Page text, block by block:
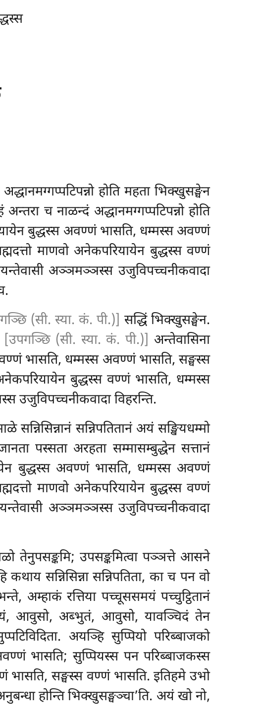
होति महता भिक्खुसङ्घेन
च नाळन्दं अद्धानमग्गप्पटिपन्नो होति
बुद्धस्स अवण्णं भासति, धम्मस्स अवण्णं
माणवो अनेकपरियायेन बुद्धस्स वण्णं
अञ्ञमञ्ञस्स उजुविपच्चनीकवादा
(सी. स्या. कं. पी.)] सद्धिंभिक्खुसङ्घेन.
[उपगञ्छि (सी. स्या. कं. पी.)] अन्तेवासिना
भासति, धम्मस्स अवण्णं भासति, सङ्घस्स
बुद्धस्स वण्णं भासति, धम्मस्स
उजुविपच्चनीकवादा विहरन्ति.
सन्निपतितानं अयं सङ्खियधम्मो
पस्सता अरहता सम्मासम्बुद्धेन सत्तानं
बुद्धस्स अवण्णं भासति, धम्मस्स अवण्णं
माणवो अनेकपरियायेन बुद्धस्स वण्णं
अञ्ञमञ्ञस्स उजुविपच्चनीकवादा
तेनुपसङ्कमि; उपसङ्कमित्वा पञ्ञत्ते आसने
सन्निसिन्ना सन्निपतिता, का च पन वो
अम्हाकं रत्तिया पच्चूससमयं पच्चुट्ठितानं
आवुसो, अब्भुतं, आवुसो, यावञ्चिदं तेन
अयञ्हि सुप्पियो परिब्बाजको
भासति; सुप्पियस्स पन परिब्बाजकस्स
भासति, सङ्घस्स वण्णं भासति. इतिहमे उभो
होन्ति भिक्खुसङ्घञ्चा’ति. अयं खो नो,